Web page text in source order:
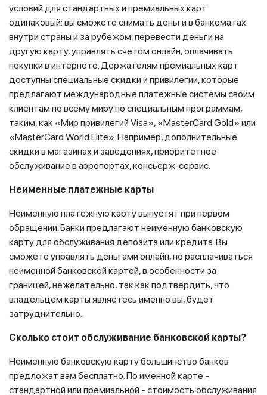
условий для стандартных и премиальных карт
одинаковый: вы сможете снимать деньги в банкоматах
внутри страны и за рубежом, перевести деньги на
другую карту, управлять счетом онлайн, оплачивать
покупки в интернете. Держателям премиальных карт
доступны специальные скидки и привилегии, которые
предлагают международные платежные системы своим
клиентам по всему миру по специальным программам,
таким, как «Мир привилегий Visa», «MasterCard Gold» или
«MasterCard World Elite». Например, дополнительные
скидки в магазинах и заведениях, приоритетное
обслуживание в аэропортах, консьерж-сервис.
Неименные платежные карты
Неименную платежную карту выпустят при первом
обращении. Банки предлагают неименную банковскую
карту для обслуживания депозита или кредита. Вы
сможете управлять деньгами онлайн, но расплачиваться
неименной банковской картой, в особенности за
границей, нежелательно, так как подтвердить, что
владельцем карты являетесь именно вы, будет
затруднительно.
Сколько стоит обслуживание банковской карты?
Неименную банковскую карту большинство банков
предложат вам бесплатно. По именной карте -
стандартной или премиальной - стоимость обслуживания